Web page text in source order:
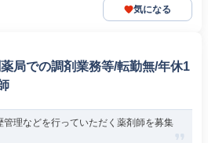
気になる
局での調剤業務等/転勤無/年休1
理などを行っていただく薬剤師を募集